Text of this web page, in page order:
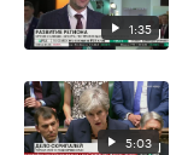
1:35
5:03